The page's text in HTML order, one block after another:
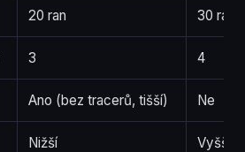
20 ran 30 ran
3 4
Ano (bez tracerů, tišší) Ne
Nižší Vyšší